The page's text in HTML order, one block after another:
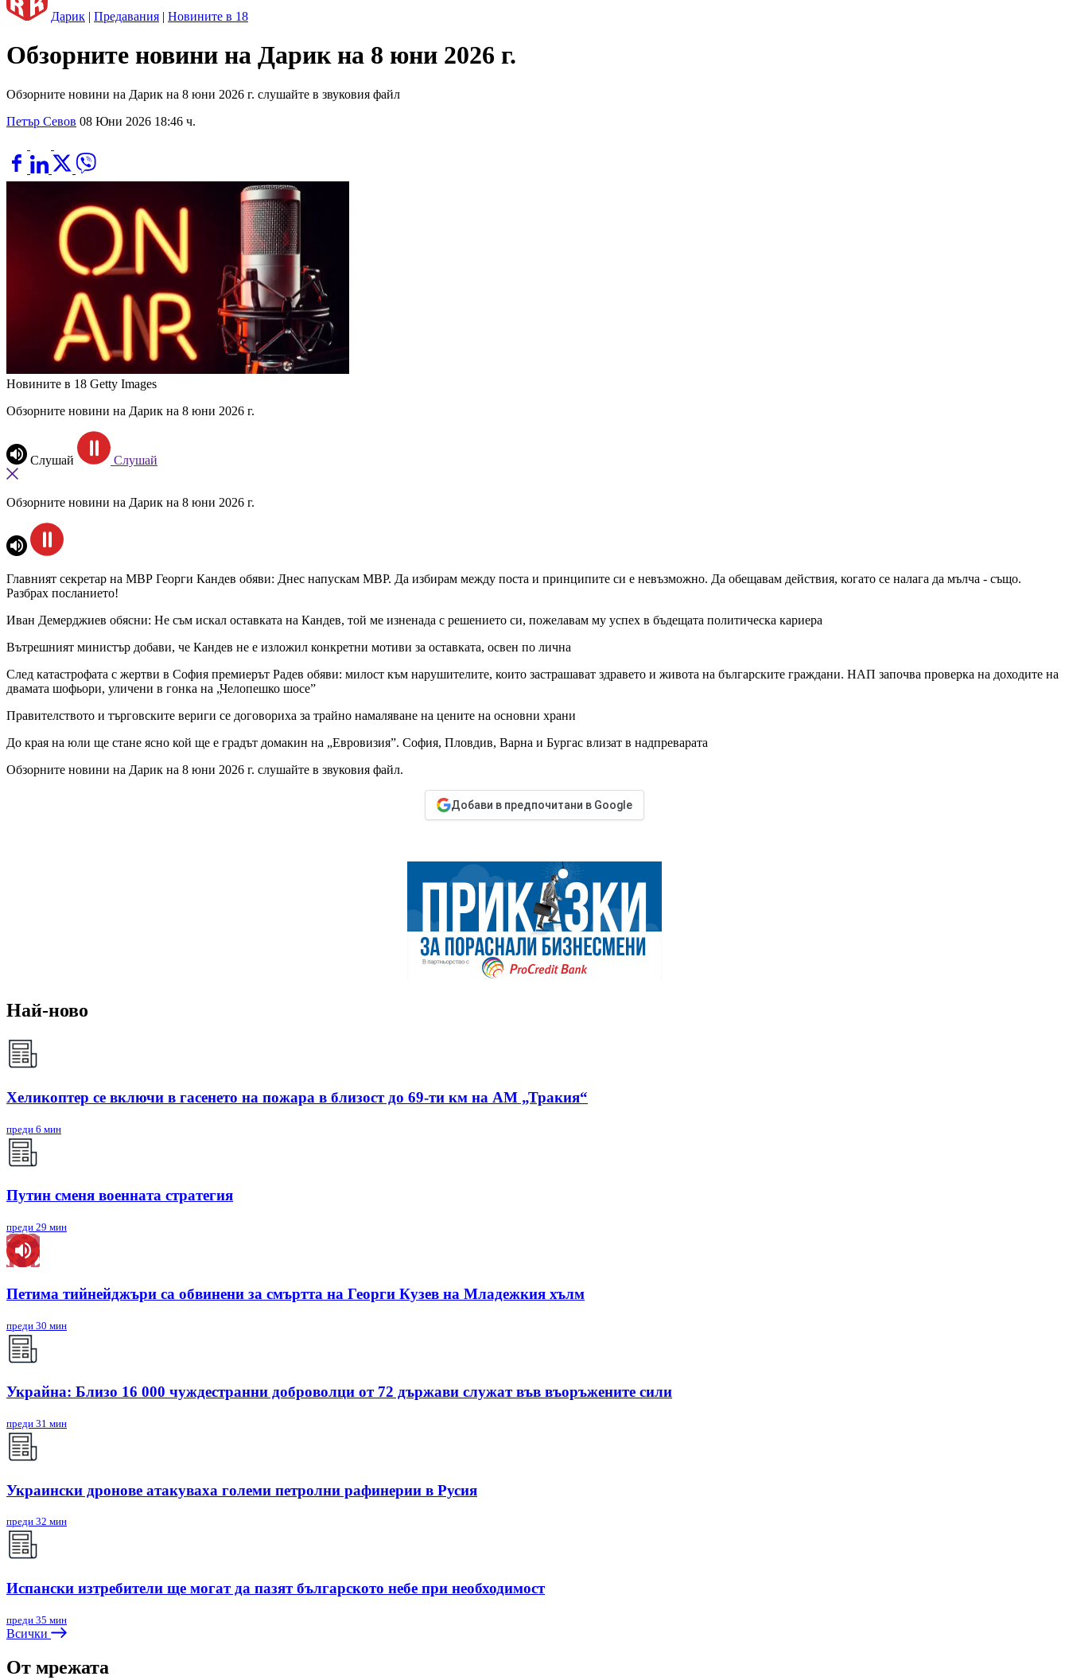
Дарик | Предавания | Новините в 18
Обзорните новини на Дарик на 8 юни 2026 г.
Обзорните новини на Дарик на 8 юни 2026 г. слушайте в звуковия файл
Петър Севов 08 Юни 2026 18:46 ч.
Новините в 18 Getty Images
Обзорните новини на Дарик на 8 юни 2026 г.
Слушай Слушай
Обзорните новини на Дарик на 8 юни 2026 г.
Главният секретар на МВР Георги Кандев обяви: Днес напускам МВР. Да избирам между поста и принципите си е невъзможно. Да обещавам действия, когато се налага да мълча - също.
Разбрах посланието!
Иван Демерджиев обясни: Не съм искал оставката на Кандев, той ме изненада с решението си, пожелавам му успех в бъдещата политическа кариера
Вътрешният министър добави, че Кандев не е изложил конкретни мотиви за оставката, освен по лична
След катастрофата с жертви в София премиерът Радев обяви: милост към нарушителите, които застрашават здравето и живота на българските граждани. НАП започва проверка на доходите на
двамата шофьори, уличени в гонка на „Челопешко шосе”
Правителството и търговските вериги се договориха за трайно намаляване на цените на основни храни
До края на юли ще стане ясно кой ще е градът домакин на „Евровизия”. София, Пловдив, Варна и Бургас влизат в надпреварата
Обзорните новини на Дарик на 8 юни 2026 г. слушайте в звуковия файл.
Добави в предпочитани в Google
Най-ново
Хеликоптер се включи в гасенето на пожара в близост до 69-ти км на АМ „Тракия“
преди 6 мин
Путин сменя военната стратегия
преди 29 мин
Петима тийнейджъри са обвинени за смъртта на Георги Кузев на Младежкия хълм
преди 30 мин
Украйна: Близо 16 000 чуждестранни доброволци от 72 държави служат във въоръжените сили
преди 31 мин
Украински дронове атакуваха големи петролни рафинерии в Русия
преди 32 мин
Испански изтребители ще могат да пазят българското небе при необходимост
преди 35 мин
Всички
От мрежата